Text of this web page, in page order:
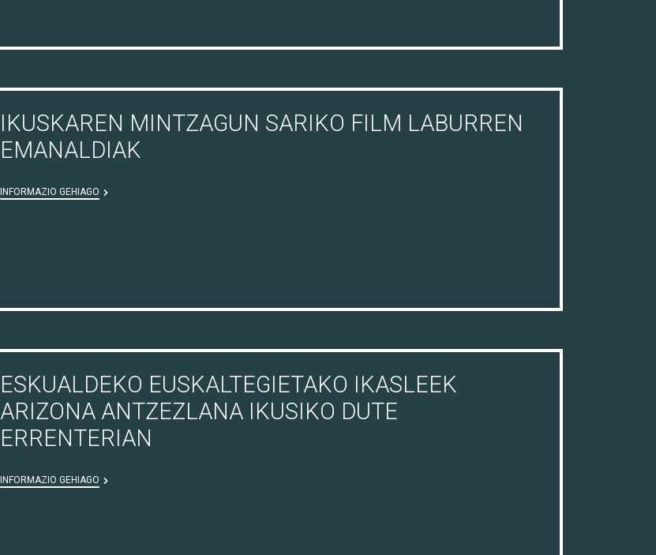
IKUSKAREN MINTZAGUN SARIKO FILM LABURREN
EMANALDIAK
INFORMAZIO GEHIAGO
ESKUALDEKO EUSKALTEGIETAKO IKASLEEK
ARIZONA ANTZEZLANA IKUSIKO DUTE
ERRENTERIAN
INFORMAZIO GEHIAGO